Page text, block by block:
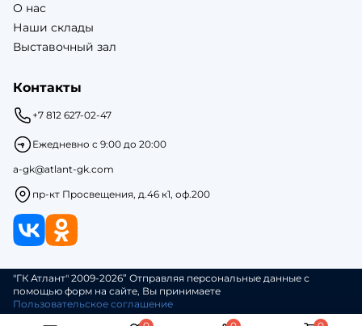
О нас
Наши склады
Выставочный зал
Контакты
+7 812 627-02-47
Ежедневно с 9:00 до 20:00
a-gk@atlant-gk.com
пр-кт Просвещения, д.46 к1, оф.200
"ГК Атлант" 2009-2026” Отправляя персональные данные с
помощью форм на сайте, Вы принимаете
Пользовательское соглашение